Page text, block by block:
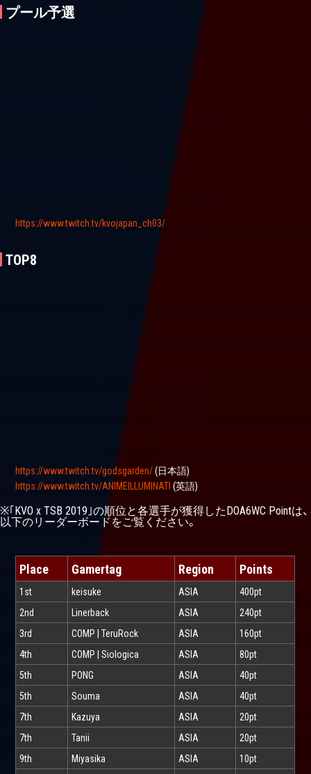
プール予選
https://www.twitch.tv/kvojapan_ch03/
TOP8
https://www.twitch.tv/godsgarden/(日本語)
https://www.twitch.tv/ANIMEILLUMINATI (英語)
※｢KVO x TSB 2019｣の順位と各選手が獲得したDOA6WC Pointは、
以下のリーダーボードをご覧ください。
Place Gamertag Region Points
1st keisuke ASIA
400pt
2nd
Linerback ASIA
240pt
3rd
COMP | TeruRock ASIA
160pt
4th
COMP | Siologica ASIA
80pt
5th
PONG ASIA
40pt
5th
Souma ASIA
40pt
7th
Kazuya ASIA
20pt
7th
Tanii ASIA
20pt
9th
Miyasika ASIA
10pt